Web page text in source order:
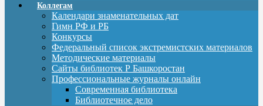
Коллегам
Календари знаменательных дат
Гимн РФ и РБ
Конкурсы
Федеральный список экстремистских материалов
Методические материалы
Сайты библиотек Р Башкоростан
Профессиональные журналы онлайн
Современная библиотека
Библиотечное дело